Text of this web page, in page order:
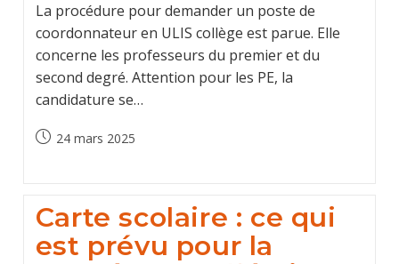
La procédure pour demander un poste de
coordonnateur en ULIS collège est parue. Elle
concerne les professeurs du premier et du
second degré. Attention pour les PE, la
candidature se…
Post24 mars 2025
Carte scolaire : ce qui
est prévu pour la